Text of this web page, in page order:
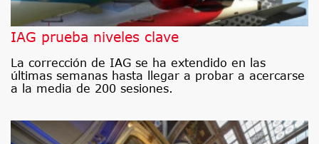
IAG prueba niveles clave
La corrección de IAG se ha extendido en las
últimas semanas hasta llegar a probar a acercarse
a la media de 200 sesiones.